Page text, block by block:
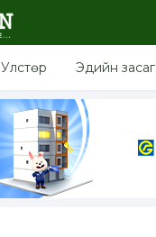
Улстөр Эдийн засаг